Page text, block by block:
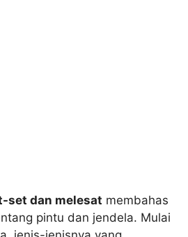
set dan melesat membahas
pintu dan jendela. Mulai